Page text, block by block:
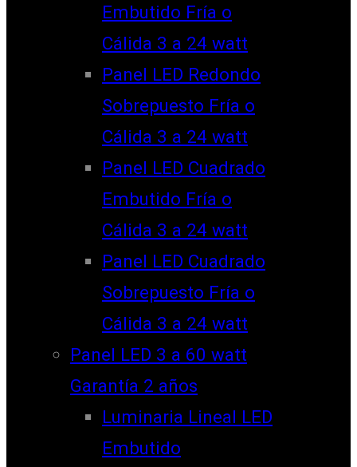
Embutido Fría o
Cálida 3 a 24 watt
Panel LED Redondo
Sobrepuesto Fría o
Cálida 3 a 24 watt
Panel LED Cuadrado
Embutido Fría o
Cálida 3 a 24 watt
Panel LED Cuadrado
Sobrepuesto Fría o
Cálida 3 a 24 watt
Panel LED 3 a 60 watt
Garantía 2 años
Luminaria Lineal LED
Embutido